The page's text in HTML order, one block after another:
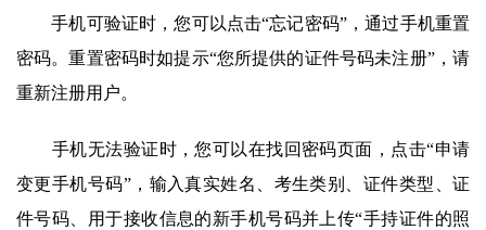
手机可验证时，您可以点击“忘记密码”，通过手机重置
密码。重置密码时如提示“您所提供的证件号码未注册”，请
重新注册用户。
手机无法验证时，您可以在找回密码页面，点击“申请
变更手机号码”，输入真实姓名、考生类别、证件类型、证
件号码、用于接收信息的新手机号码并上传“手持证件的照